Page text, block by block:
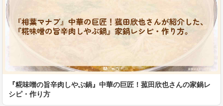
『糀味噌の旨辛肉しやぶ鍋』中華の巨匠！菰田欣也さんの家鍋レ
シピ・作り方